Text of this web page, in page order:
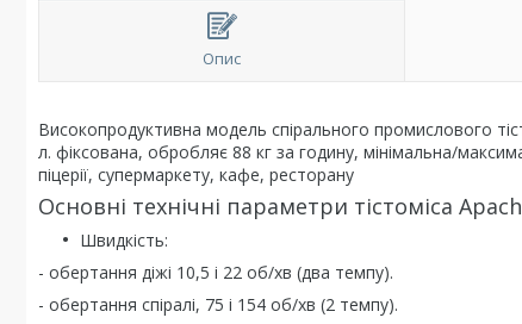
Опис
Високопродуктивна модель спірального промислового
л. фіксована, обробляє 88 кг за годину, мінімальна/
піцерії, супермаркету, кафе, ресторану
Основні технічні параметри тістоміса
Швидкість:
- обертання діжі 10,5 і 22 об/хв (два темпу).
- обертання спіралі, 75 і 154 об/хв (2 темпу).